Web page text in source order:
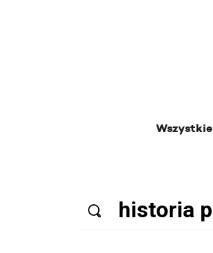
Wszystkie